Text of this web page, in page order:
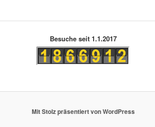
Besuche seit 1.1.2017
Mit Stolz präsentiert von WordPress